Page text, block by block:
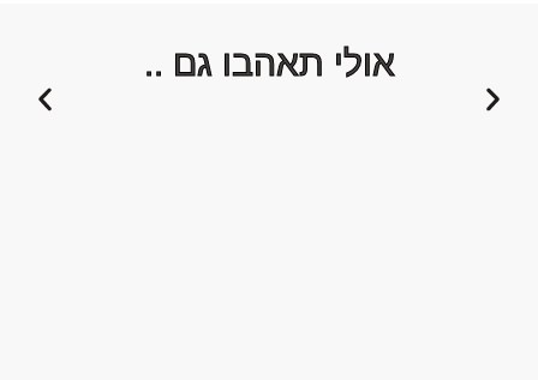
אולי תאהבו גם ..